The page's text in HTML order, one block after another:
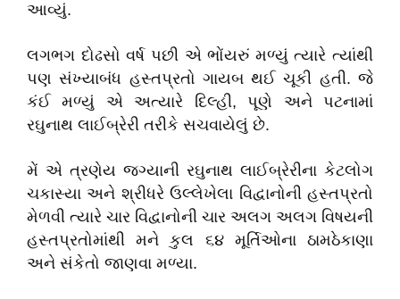
આવ્યું.
લગભગ દોઢસો વર્ષ પછી એ ભોંયરું મળ્યું ત્યારે ત્યાંથી
પણ સંખ્યાબંધ હસ્તપ્રતો ગાયબ થઈ ચૂકી હતી.જે
કંઈ
મળ્યું એ અત્યારે દિલ્હી,પૂણે અને
પટનામાં
રઘુનાથ લાઈબ્રેરી તરીકે સચવાયેલું છે.
મેં એ ત્રણેય જગ્યાની રઘુનાથ લાઈબ્રેરીના કેટલોગ
ચકાસ્યા અને શ્રીધરે ઉલ્લેખેલા વિદ્વાનોની હસ્તપ્રતો
મેળવી ત્યારે ચાર વિદ્વાનોની ચાર અલગ અલગ વિષયની
હસ્તપ્રતોમાંથી
મને કુલ ૬૪ મૂર્તિઓના
ઠામઠેકાણા
અને સંકેતો જાણવા મળ્યા.